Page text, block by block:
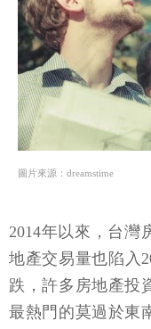
圖片來源：dreamstime
2014年以來，台灣
地產交易量也陷入
跌，許多房地產投
最熱門的莫過於東